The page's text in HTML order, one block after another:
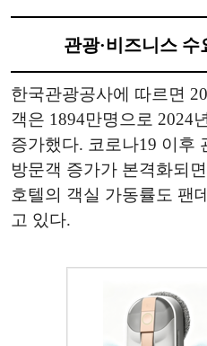
관광·비즈니스
한국관광공사에 따르면
객은 1894만명으로 2024
증가했다. 코로나19 이후
방문객 증가가 본격화되
호텔의 객실 가동률도 팬
고 있다.